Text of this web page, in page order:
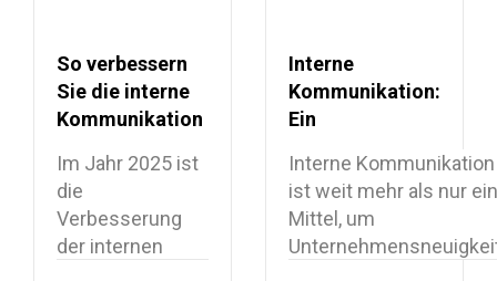
So verbessern
Sie die interne
Kommunikation
Im Jahr 2025 ist
die
Verbesserung
der internen
Interne
Kommunikation:
Ein
Leitfaden für
2025
Interne
ist weit mehr als nur ein
Mittel, um